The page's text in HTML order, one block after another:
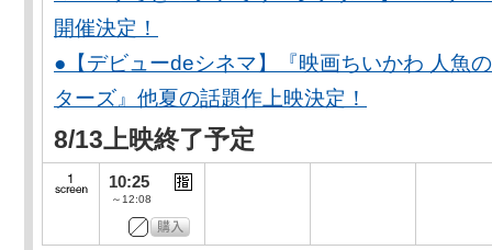
開催決定！
●【デビューdeシネマ】『映画ちいかわ 人魚
ターズ』他夏の話題作上映決定！
8/13上映終了予定
10:25
～12:08